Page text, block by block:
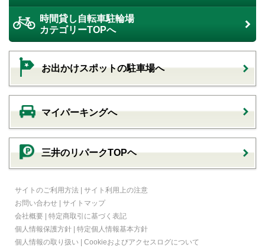
時間貸し自転車駐輪場
カテゴリーTOPへ
お出かけスポットの駐車場へ
マイパーキングへ
三井のリパークTOPヘ
サイトのご利用方法 | サイト利用上の注意
お問い合わせ | サイトマップ
会社概要 | 特定商取引に基づく表記
個人情報保護方針 | 特定個人情報基本方針
個人情報の取り扱い | Cookieおよびアクセスログについて